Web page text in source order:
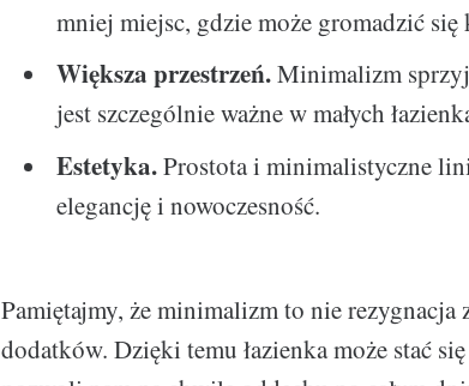
mniej miejsc, gdzie może gromadzić
Większa przestrzeń.Minimalizm
jest szczególnie ważne w małych
Estetyka.Prostota i minimalistyczne
elegancję i nowoczesność.
Pamiętajmy, że minimalizm to nie
dodatków. Dzięki temu łazienka może stać